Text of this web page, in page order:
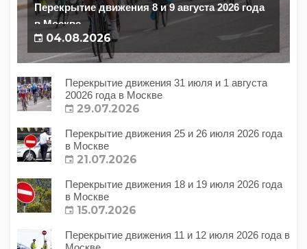
Перекрытие движения 8 и 9 августа 2026 года
в Москве
04.08.2026
Перекрытие движения 31 июля и 1 августа
20026 года в Москве
29.07.2026
Перекрытие движения 25 и 26 июля 2026 года
в Москве
21.07.2026
Перекрытие движения 18 и 19 июля 2026 года
в Москве
15.07.2026
Перекрытие движения 11 и 12 июля 2026 года в